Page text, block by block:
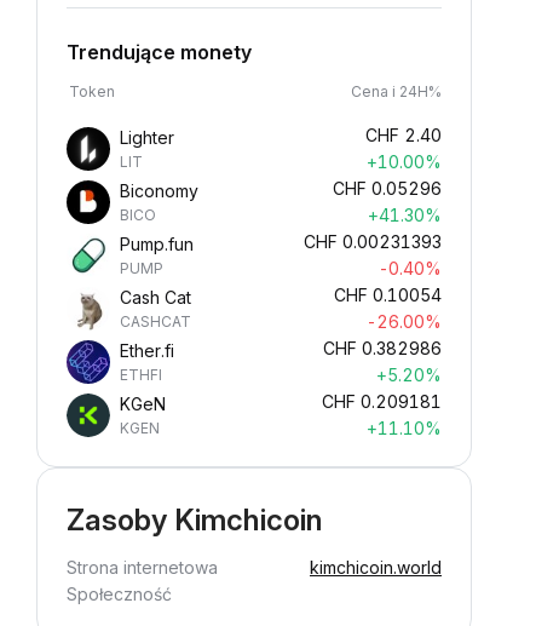
Trendujące monety
Token Cena i 24H%
Lighter
LIT
CHF 2.40
+10.00%
Biconomy
BICO
CHF 0.05296
+41.30%
Pump.fun
PUMP
CHF 0.00231393
-0.40%
Cash Cat
CASHCAT
CHF 0.10054
-26.00%
Ether.fi
ETHFI
CHF 0.382986
+5.20%
KGeN
KGEN
CHF 0.209181
+11.10%
Zasoby Kimchicoin
Strona internetowa
kimchicoin.world
Społeczność